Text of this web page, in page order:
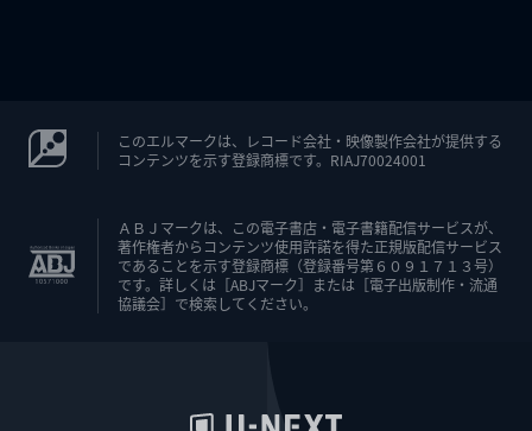
このエルマークは、レコード会社・映像製作会社が提供する
コンテンツを示す登録商標です。RIAJ70024001
ＡＢＪマークは、この電子書店・電子書籍配信サービスが、
著作権者からコンテンツ使用許諾を得た正規版配信サービス
であることを示す登録商標（登録番号第６０９１７１３号）
です。詳しくは［ABJマーク］または［電子出版制作・流通
協議会］で検索してください。